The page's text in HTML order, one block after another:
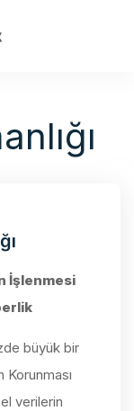
İşlenmesi
büyük bir
Korunması
verilerin